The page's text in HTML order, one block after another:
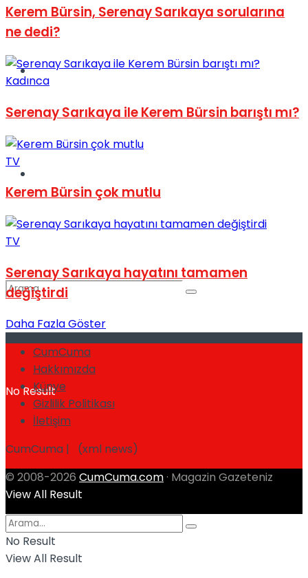
Spor
No Result
View All Result
Kerem Bürsin, Serenay Sarıkaya sorularına
ne dedi?
Kadınca
Serenay Sarıkaya ile Kerem Bürsin barıştı mı?
TV
Kerem Bürsin çok mutlu
TV
Serenay Sarıkaya hayatını tamamen
değiştirdi
Daha Fazla Göster
CumCuma
Hakkımızda
Künye
Gizlilik Politikası
İletişim
CumCuma | (xml news)
© 2008-2026 CumCuma.com · Magazin Gazeteniz
No Result
View All Result